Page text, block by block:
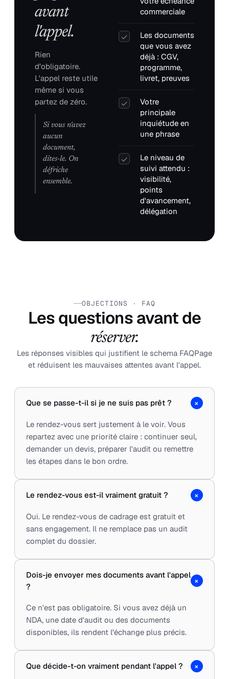
avant
l'appel.
Rien
d'obligatoire.
L'appel reste utile
même si vous
partez de zéro.
Si vous n'avez
aucun
document,
dites-le. On
défriche
ensemble.
commerciale
✓
Les documents
que vous avez
déjà : CGV,
programme,
livret, preuves
✓
Votre
principale
inquiétude en
une phrase
✓
Le niveau de
suivi attendu :
visibilité,
points
d'avancement,
délégation
OBJECTIONS · FAQ
Les questions avant de
réserver.
Les réponses visibles qui justifient le schema FAQPage
et réduisent les mauvaises attentes avant l'appel.
Que se passe-t-il si je ne suis pas prêt ? +
Le rendez-vous sert justement à le voir. Vous
repartez avec une priorité claire : continuer seul,
demander un devis, préparer l'audit ou remettre
les étapes dans le bon ordre.
Le rendez-vous est-il vraiment gratuit ? +
Oui. Le rendez-vous de cadrage est gratuit et
sans engagement. Il ne remplace pas un audit
complet du dossier.
Dois-je envoyer mes documents avant l'appel
?
+
Ce n'est pas obligatoire. Si vous avez déjà un
NDA, une date d'audit ou des documents
disponibles, ils rendent l'échange plus précis.
Que décide-t-on vraiment pendant l'appel ? +